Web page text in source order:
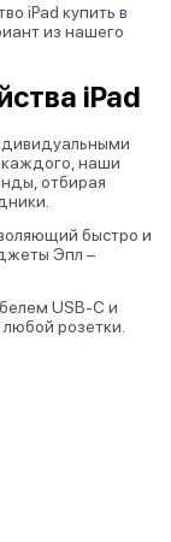
iPad купить в
из нашего
iPad
каждого, наши
отбирая
быстро и
Эпл –
USB-C и
розетки.